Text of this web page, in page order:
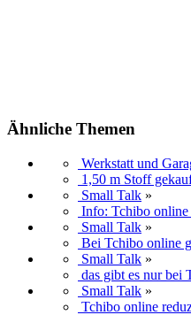
Ähnliche Themen
Werkstatt und
1,50 m Stoff
Small Talk »
Info: Tchibo online
Small Talk »
Bei Tchibo online
Small Talk »
das gibt es nur bei
Small Talk »
Tchibo online